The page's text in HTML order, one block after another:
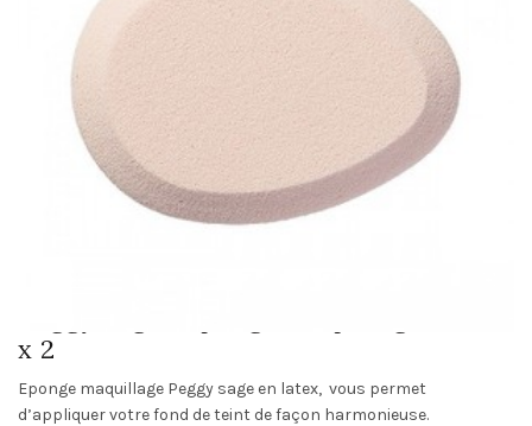
x 2
Eponge maquillage Peggy sage en latex, vous permet
d’appliquer votre fond de teint de façon harmonieuse.